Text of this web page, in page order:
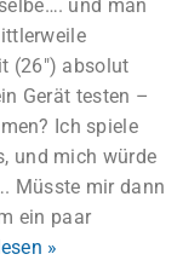
und man
(26″) absolut
Gerät testen –
Ich spiele
und mich würde
Müsste mir dann
ein paar
»